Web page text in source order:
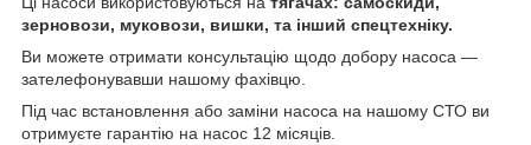
зерновози, муковози, вишки, та інший спецтехніку.
Ви можете отримати консультацію щодо добору насоса —
зателефонувавши нашому фахівцю.
Під час встановлення або заміни насоса на нашому СТО ви
отримуєте гарантію на насос 12 місяців.